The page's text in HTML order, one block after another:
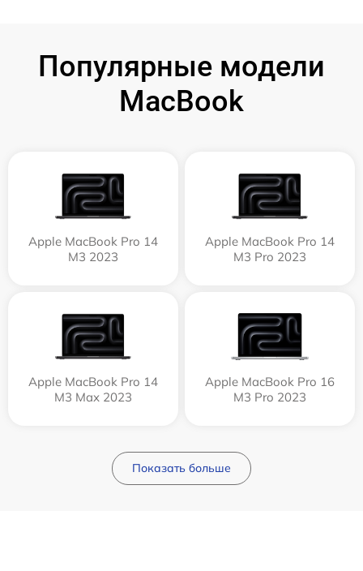
Популярные модели
MacBook
Apple MacBook Pro 14
M3 2023
Apple MacBook Pro 14
M3 Pro 2023
Apple MacBook Pro 14
M3 Max 2023
Apple MacBook Pro 16
M3 Pro 2023
Показать больше